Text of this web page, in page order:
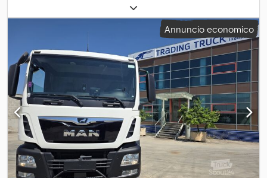
, colore:
immatricolazione:04/2010, classe di emissione:Euro 5, Anno di
, Ideale base per la trasformazione in
camper/veicolo da spedizione. Vano di carico isolato (pareti di
circa 10 cm di spessore) Il vano di carico è diviso in due scomparti:
Dimensioni scomparto 1: Lunghezza: 2,6 m Larghezza: 2,18 m
Altezza: 2,2 m Dimensioni scomparto 2: Lunghezza: 2,4 m
Larghezza: 2,18 m Altezza: 2,2 m Dsdpjzl Tt Eofx Anrock Il vano di
carico può essere montato, se necessario, su un altro veicolo
(larghezza totale del vano di carico: 2,4 metri). Marca: MAN
Modello: TGL 8.180 Chilometraggio: 300.860 km Classe di
emissioni: 5 Cambio automatico, 6 marce Climatizzatore
automatico Computer di bordo Regolatore di velocità Alzacristalli
e specchietti retrovisori esterni elettrici Sospensioni
Annuncio economico